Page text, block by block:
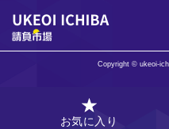
お気に入り
Copyright © ukeoi-